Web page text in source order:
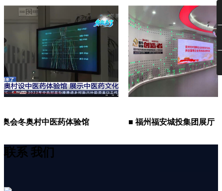
奥村中医药体验馆 ■ 福州福安城投集团展厅
联系 我们